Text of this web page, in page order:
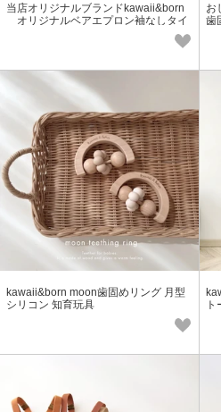
当店オリジナルブランドkawaii&born
オリジナルベアエプロン袖なしタイ
お
歯
kawaii&born moon歯固めリング 月型
シリコン 知育玩具